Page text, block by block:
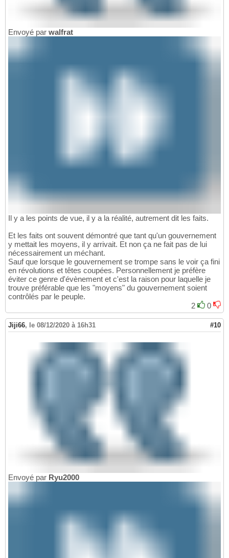
Envoyé par walfrat
Il y a les points de vue, il y a la réalité, autrement dit les faits.
Et les faits ont souvent démontré que tant qu'un gouvernement
y mettait les moyens, il y arrivait. Et non ça ne fait pas de lui
nécessairement un méchant.
Sauf que lorsque le gouvernement se trompe sans le voir ça fini
en révolutions et têtes coupées. Personnellement je préfère
éviter ce genre d'évènement et c'est la raison pour laquelle je
trouve préférable que les "moyens" du gouvernement soient
contrôlés par le peuple.
2
0
Jiji66, le 08/12/2020 à 16h31 #10
Envoyé par Ryu2000